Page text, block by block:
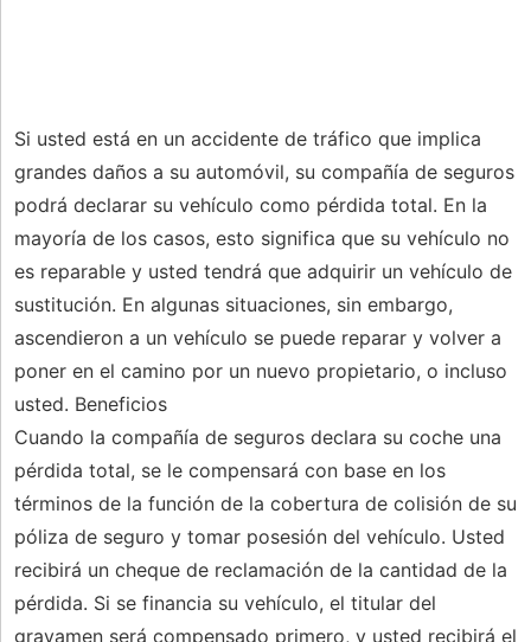
Si usted está en un accidente de tráfico que implica
grandes daños a su automóvil, su compañía de seguros
podrá declarar su vehículo como pérdida total. En la
mayoría de los casos, esto significa que su vehículo no
es reparable y usted tendrá que adquirir un vehículo de
sustitución. En algunas situaciones, sin embargo,
ascendieron a un vehículo se puede reparar y volver a
poner en el camino por un nuevo propietario, o incluso
usted. Beneficios
Cuando la compañía de seguros declara su coche una
pérdida total, se le compensará con base en los
términos de la función de la cobertura de colisión de su
póliza de seguro y tomar posesión del vehículo. Usted
recibirá un cheque de reclamación de la cantidad de la
pérdida. Si se financia su vehículo, el titular del
gravamen será compensado primero, y usted recibirá el